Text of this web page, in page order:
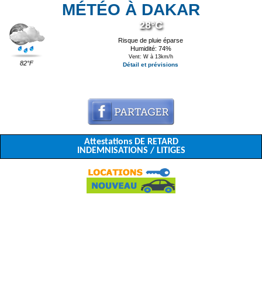
MÉTÉO À DAKAR
82°F
28°C
Risque de pluie éparse
Humidité: 74%
Vent: W à 13km/h
Détail et prévisions
Attestations DE RETARD
INDEMNISATIONS / LITIGES